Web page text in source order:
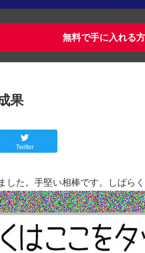
無料で手に入れる
果
Twitter
した。手堅い相棒です。しばら